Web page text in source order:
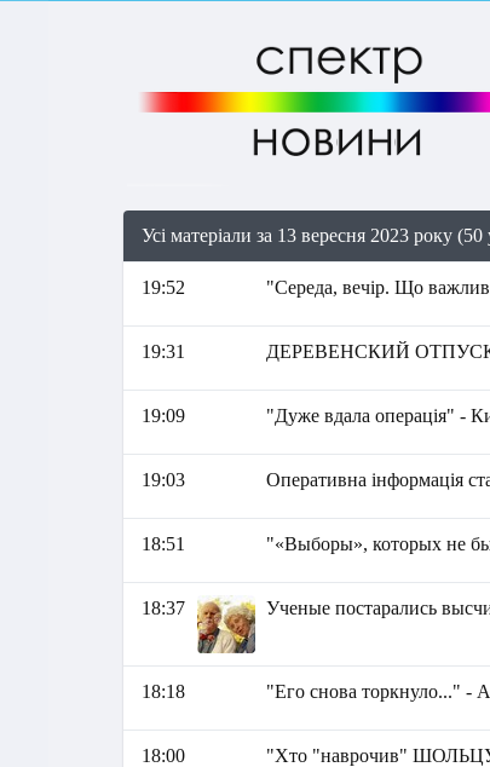
Усі матеріали за 13 вересня 2023 року (50
19:52 "Середа, вечір. Що
19:31 ДЕРЕВЕНСКИЙ
19:09 "Дуже вдала операція" -
19:03 Оперативна інформація
18:51 "«Выборы», которых не
18:37 Ученые постарались
18:18 "Его снова торкнуло..." -
18:00 "Хто "наврочив"